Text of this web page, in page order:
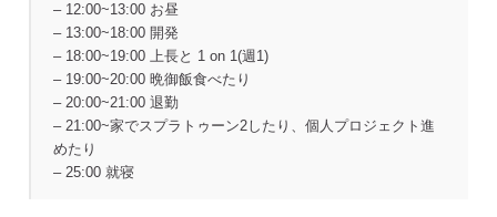
– 12:00~13:00 お昼
– 13:00~18:00 開発
– 18:00~19:00 上長と 1 on 1(週1)
– 19:00~20:00 晩御飯食べたり
– 20:00~21:00 退勤
– 21:00~家でスプラトゥーン2したり、個人プロジェクト進
めたり
– 25:00 就寝